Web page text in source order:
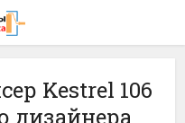
Kestrel 106
дизайнера